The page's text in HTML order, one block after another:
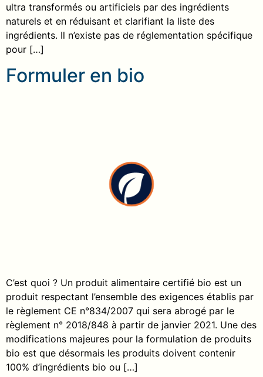
ultra transformés ou artificiels par des ingrédients
naturels et en réduisant et clarifiant la liste des
ingrédients. Il n’existe pas de réglementation spécifique
pour […]
Formuler en bio
C’est quoi ? Un produit alimentaire certifié bio est un
produit respectant l’ensemble des exigences établis par
le règlement CE n°834/2007 qui sera abrogé par le
règlement n° 2018/848 à partir de janvier 2021. Une des
modifications majeures pour la formulation de produits
bio est que désormais les produits doivent contenir
100% d’ingrédients bio ou […]